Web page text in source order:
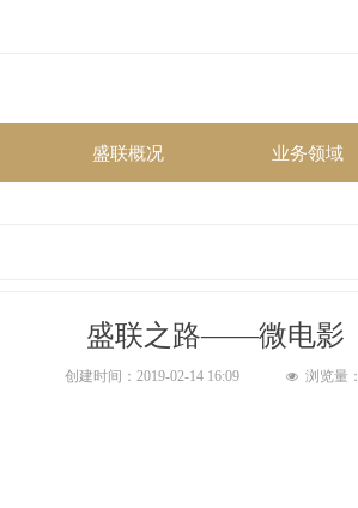
盛联概况 业务领域
넶 浏览量：
创建时间： 2019-02-14 16:09
盛联之路——微电影